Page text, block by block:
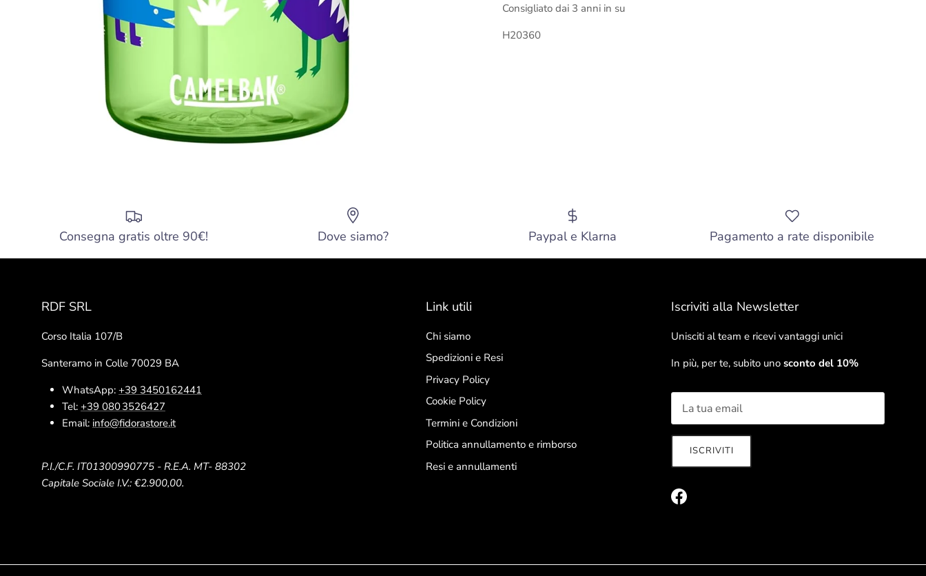
Consigliato dai 3 anni in su
H20360
Consegna gratis oltre 90€! Dove siamo? Paypal e Klarna Pagamento a rate disponibile
RDF SRL
Corso Italia 107/B
Santeramo in Colle 70029 BA
WhatsApp: +39 3450162441
Tel: +39 080 3526427
Email: info@fidorastore.it
P.I./C.F. IT01300990775 - R.E.A. MT- 88302
Capitale Sociale I.V.: €2.900,00.
Link utili
Chi siamo
Spedizioni e Resi
Privacy Policy
Cookie Policy
Termini e Condizioni
Politica annullamento e rimborso
Resi e annullamenti
Iscriviti alla Newsletter
Unisciti al team e ricevi vantaggi unici
In più, per te, subito uno sconto del 10%
ISCRIVITI
Facebook